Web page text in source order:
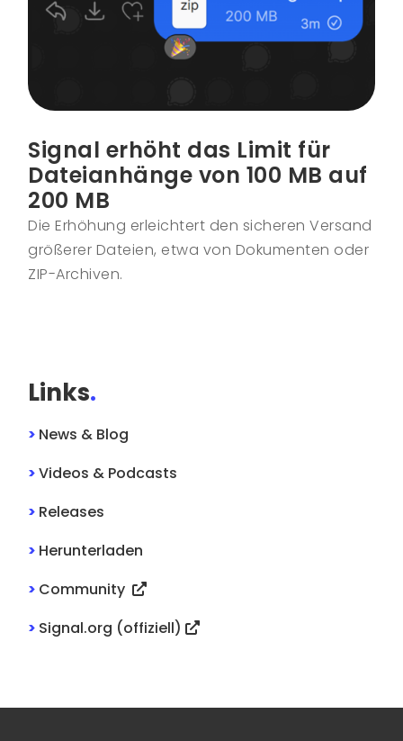
Signal erhöht das Limit für
Dateianhänge von 100 MB auf
200 MB
Die Erhöhung erleichtert den sicheren Versand
größerer Dateien, etwa von Dokumenten oder
ZIP-Archiven.
Links.
> News & Blog
>Videos & Podcasts
> Releases
> Herunterladen
> Community
> Signal.org (offiziell)